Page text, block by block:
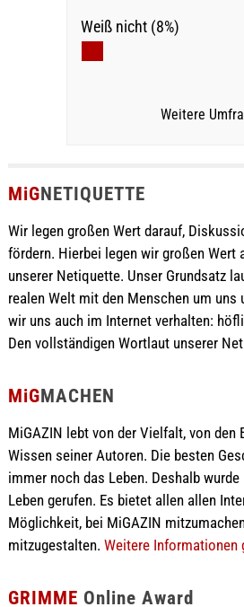
Weiß nicht (8%)
Weitere
MiGNETIQUETTE
Wir legen großen Wert darauf,
fördern. Hierbei legen wir großen Wert
unserer Netiquette. Unser Grundsatz
realen Welt mit den Menschen um uns
wir uns auch im Internet verhalten:
Den vollständigen Wortlaut unserer
MiGMACHEN
MiGAZIN lebt von der Vielfalt, von den
Wissen seiner Autoren. Die besten
immer noch das Leben. Deshalb
Leben gerufen. Es bietet allen allen
Möglichkeit, bei MiGAZIN
mitzugestalten. Weitere Informationen
GRIMME Online Award